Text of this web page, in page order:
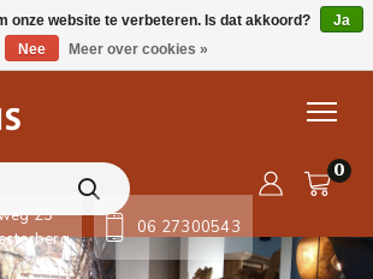
0
23
06 27300543
onze website te verbeteren. Is dat akkoord?
Ja
Nee
Meer over cookies »